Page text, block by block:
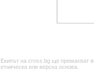
Екипът на cross.bg ще премахват
етническа или верска основа.